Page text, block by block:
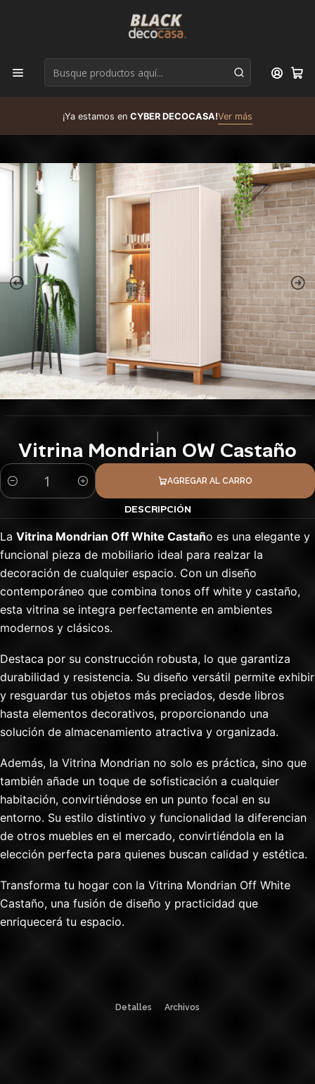
¡Ya estamos en CYBER DECOCASA!Ver más
Vitrina Mondrian OW Castaño
Cantidad
AGREGAR AL CARRO
DESCRIPCIÓN
La Vitrina Mondrian Off White Castaño es una elegante y
funcional pieza de mobiliario ideal para realzar la
decoración de cualquier espacio. Con un diseño
contemporáneo que combina tonos off white y castaño,
esta vitrina se integra perfectamente en ambientes
modernos y clásicos.
Destaca por su construcción robusta, lo que garantiza
durabilidad y resistencia. Su diseño versátil permite exhibir
y resguardar tus objetos más preciados, desde libros
hasta elementos decorativos, proporcionando una
solución de almacenamiento atractiva y organizada.
Además, la Vitrina Mondrian no solo es práctica, sino que
también añade un toque de sofisticación a cualquier
habitación, convirtiéndose en un punto focal en su
entorno. Su estilo distintivo y funcionalidad la diferencian
de otros muebles en el mercado, convirtiéndola en la
elección perfecta para quienes buscan calidad y estética.
Transforma tu hogar con la Vitrina Mondrian Off White
Castaño, una fusión de diseño y practicidad que
enriquecerá tu espacio.
Detalles Archivos